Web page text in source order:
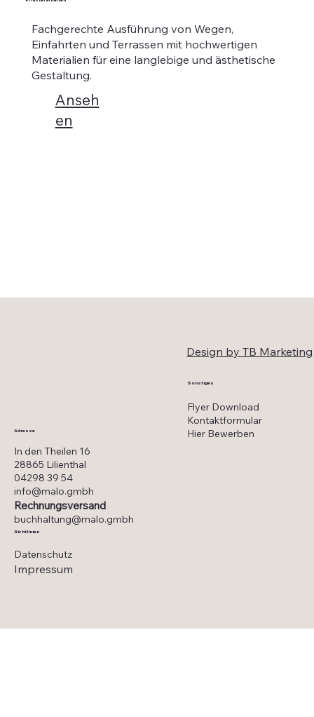
Fachgerechte Ausführung von Wegen,
Einfahrten und Terrassen mit hochwertigen
Materialien für eine langlebige und ästhetische
Gestaltung.
Anseh
en
In den Theilen 16
28865 Lilienthal
04298 39 54
info@malo.gmbh
Rechnungsversand
buchhaltung@malo.gmbh
Adresse
Richtlinien
Datenschutz
Impressum
Design by TB Marketing
Sonstiges
Flyer Download
Kontaktformular
Hier Bewerben